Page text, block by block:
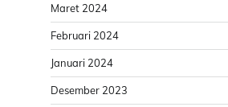
Maret 2024
Februari 2024
Januari 2024
Desember 2023